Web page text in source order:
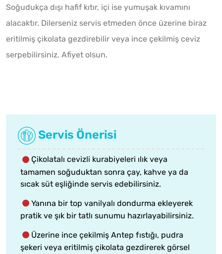
Soğudukça dışı hafif kıtır, içi ise yumuşak kıvamını
alacaktır. Dilerseniz servis etmeden önce üzerine biraz
eritilmiş çikolata gezdirebilir veya ince çekilmiş ceviz
serpebilirsiniz. Afiyet olsun.
Servis Önerisi
Çikolatalı cevizli kurabiyeleri ılık veya
tamamen soğuduktan sonra çay, kahve ya da
sıcak süt eşliğinde servis edebilirsiniz.
Yanına bir top vanilyalı dondurma ekleyerek
pratik ve şık bir tatlı sunumu hazırlayabilirsiniz.
Üzerine ince çekilmiş Antep fıstığı, pudra
şekeri veya eritilmiş çikolata gezdirerek görsel